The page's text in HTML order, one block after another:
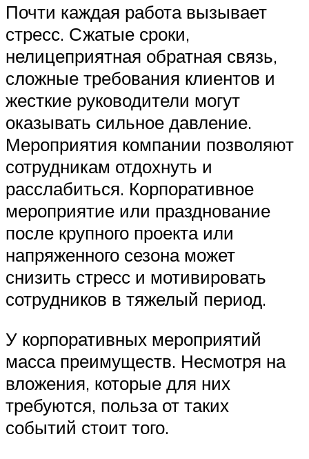
Почти каждая работа вызывает
стресс. Сжатые сроки,
нелицеприятная обратная связь,
сложные требования клиентов и
жесткие руководители могут
оказывать сильное давление.
Мероприятия компании позволяют
сотрудникам отдохнуть и
расслабиться. Корпоративное
мероприятие или празднование
после крупного проекта или
напряженного сезона может
снизить стресс и мотивировать
сотрудников в тяжелый период.
У корпоративных мероприятий
масса преимуществ. Несмотря на
вложения, которые для них
требуются, польза от таких
событий стоит того.